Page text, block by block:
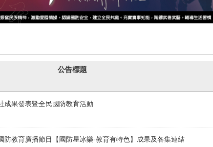
公告標題
成果發表暨全民國防教育活動
防教育廣播節目【國防星冰樂-教育有特色】成果及各集連結